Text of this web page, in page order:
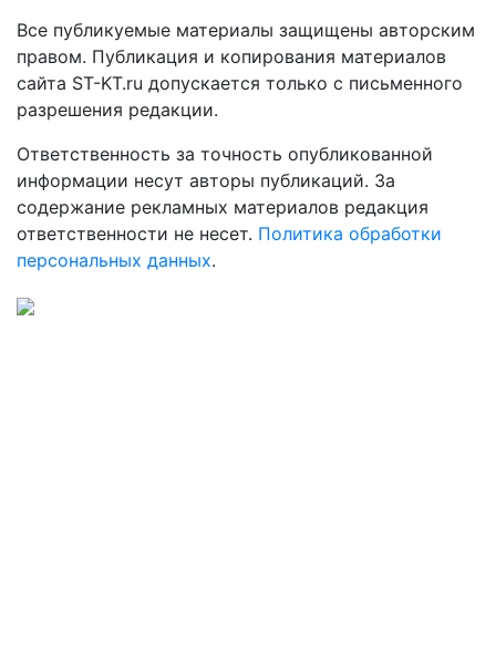
Все публикуемые материалы защищены авторским
правом. Публикация и копирования материалов
сайта ST-KT.ru допускается только с письменного
разрешения редакции.
Ответственность за точность опубликованной
информации несут авторы публикаций. За
содержание рекламных материалов редакция
ответственности не несет. Политика обработки
персональных данных.